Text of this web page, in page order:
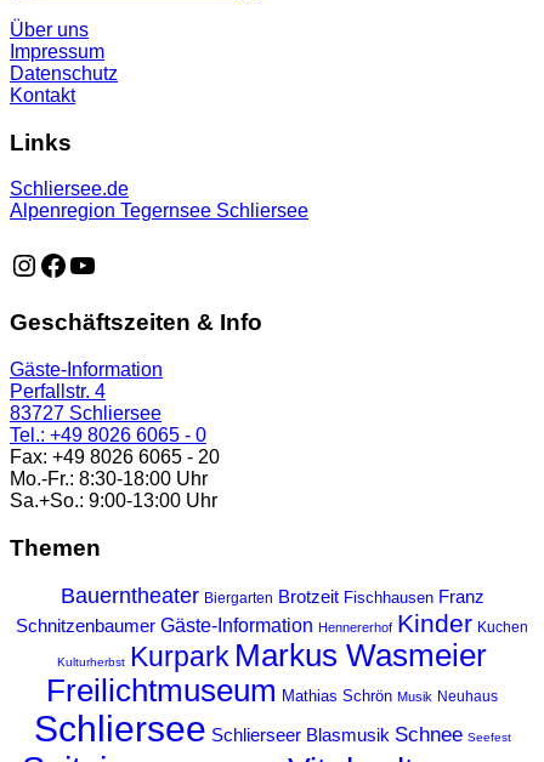
Über uns
Impressum
Datenschutz
Kontakt
Links
Schliersee.de
Alpenregion Tegernsee Schliersee
https://www.instagram.com/
https://www.facebook.com/schliersee
https://music.youtube.com/
Geschäftszeiten & Info
Gäste-Information
Perfallstr. 4
83727 Schliersee
Tel.: +49 8026 6065 - 0
Fax: +49 8026 6065 - 20
Mo.-Fr.: 8:30-18:00 Uhr
Sa.+So.: 9:00-13:00 Uhr
Themen
Bauerntheater Biergarten Brotzeit Fischhausen Franz
Schnitzenbaumer Gäste-Information Hennererhof Kinder Kuchen
Kulturherbst Kurpark Markus Wasmeier
Freilichtmuseum Mathias Schrön Musik Neuhaus
Schliersee Schlierseer Blasmusik Schnee Seefest